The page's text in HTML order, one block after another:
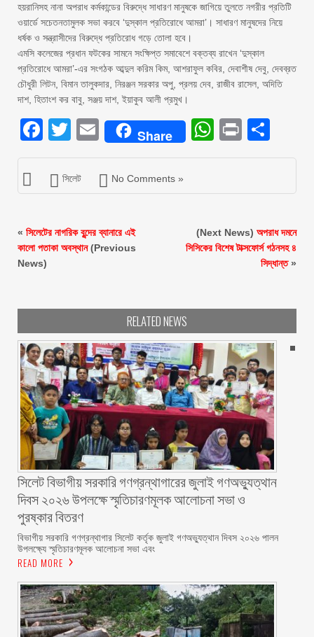
হয়রানিসহ নানা অপরাধ কর্মকান্ডের বিরুদ্ধে সাধারণ মানুষকে জাগিয়ে তুলতে নগরীর প্রতিটি
ওয়ার্ডে সচেতনতামুলক সভা করবে ‘দুস্কাল প্রতিরোধে আমরা’। সাধারণ মানুষদের নিয়ে
ধর্ষক ও সন্ত্রাসীদের বিরুদ্ধে প্রতিরোধ গড়ে তোলা হবে।
এমসি কলেজের প্রধান ফটকের সামনে সংক্ষিপ্ত সমাবেশে বক্তব্য রাখেন ‘দুস্কাল
প্রতিরোধে আমরা’-এর সংগঠক আব্দুল করিম কিম, আশরাফুল কবির, দেবাশীষ দেবু, দেবব্রত
চৌধুরী লিটন, বিমান তালুকদার, নিরঞ্জন সরকার অপু, প্রলয় দেব, রাজীব রাসেল, অদিতি
দাশ, হিতাংশ কর বাবু, সঞ্জয় দাশ, ইয়াকুব আলী প্রমুখ।
Facebook
Twitter
EmailShare Print
সিলেট No Comments »
« সিলেটের নাগরিক বূন্দের ব্যানারে এই
কালো পতাকা অবস্থান(Previous
News)
(Next News) অপরাধ দমনে
সিসিকের বিশেষ টাক্সফোর্স গঠনসহ ৪
সিদ্ধান্ত»
RELATED NEWS
সিলেট বিভাগীয় সরকারি গণগ্রন্থাগারের জুলাই গণঅভ্যুত্থান
দিবস ২০২৬ উপলক্ষে স্মৃতিচারণমূলক আলোচনা সভা ও
পুরষ্কার বিতরণ ‎ ‎
বিভাগীয় সরকারি গণগ্রন্থাগার সিলেট কর্তৃক জুলাই গণঅভ্যুত্থান দিবস ২০২৬ পালন
উপলক্ষ্যে স্মৃতিচারণমূলক আলোচনা সভা এবং
READ MORE